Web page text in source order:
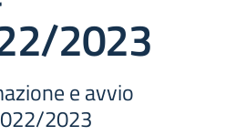
2023
e avvio
2023